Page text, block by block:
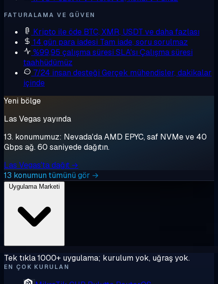
FATURALAMA VE GÜVEN
Kripto ile öde BTC, XMR, USDT ve daha fazlası
14 gün para iadesi Tam iade, soru sorulmaz
%99,95 çalışma süresi SLA'sı Çalışma süresi
taahhüdümüz
7/24 insan desteği Gerçek mühendisler, dakikalar
içinde
Yeni bölge
Las Vegas yayında
13. konumumuz: Nevada'da AMD EPYC, saf NVMe ve 40
Gbps ağ. 60 saniyede dağıtın.
Las Vegas'ta dağıt →
13 konumun tümünü gör →
Tek tıkla 1000+ uygulama; kurulum yok, uğraş yok.
EN ÇOK KURULAN